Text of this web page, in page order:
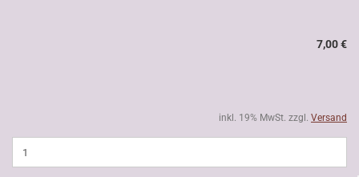
7,00 €
inkl. 19% MwSt. zzgl. Versand